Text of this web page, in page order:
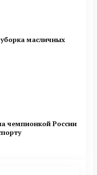
масличных
чемпионкой России